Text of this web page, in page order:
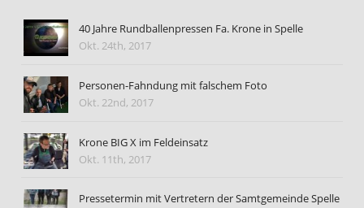
40 Jahre Rundballenpressen Fa. Krone in Spelle
Okt. 24th, 2017
Personen-Fahndung mit falschem Foto
Okt. 22nd, 2017
Krone BIG X im Feldeinsatz
Okt. 11th, 2017
Pressetermin mit Vertretern der Samtgemeinde Spelle